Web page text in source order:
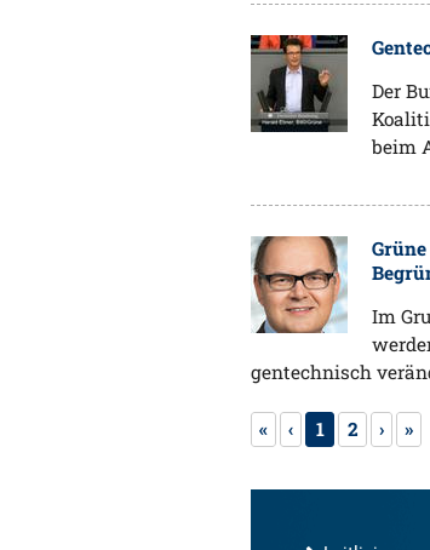
Der
beim
Im
gentechnisch
« ‹ 1 2 › »